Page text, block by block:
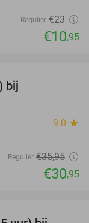
Regulier €23
€10,95
bij
9.0 star
Regulier €35,95
€30,95